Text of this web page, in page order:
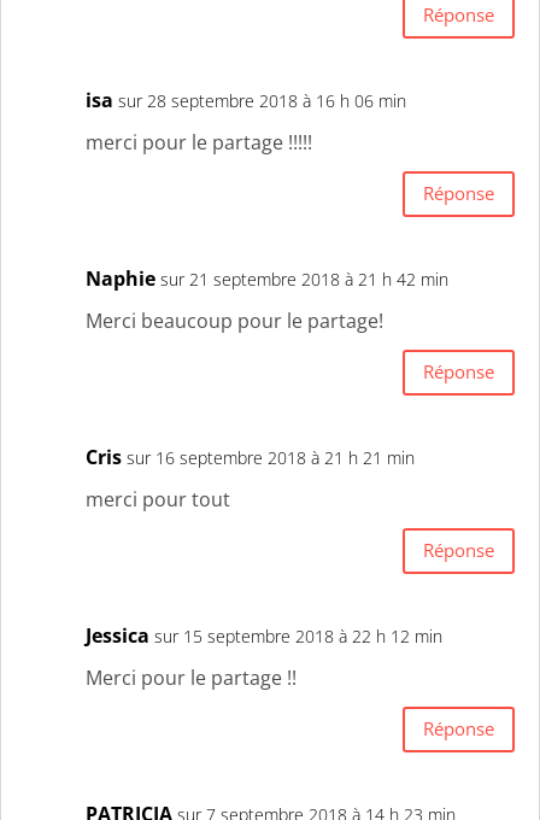
Réponse
isa sur 28 septembre 2018 à 16 h 06 min
merci pour le partage !!!!!
Réponse
Naphie sur 21 septembre 2018 à 21 h 42 min
Merci beaucoup pour le partage!
Réponse
Cris sur 16 septembre 2018 à 21 h 21 min
merci pour tout
Réponse
Jessica sur 15 septembre 2018 à 22 h 12 min
Merci pour le partage !!
Réponse
PATRICIA sur 7 septembre 2018 à 14 h 23 min